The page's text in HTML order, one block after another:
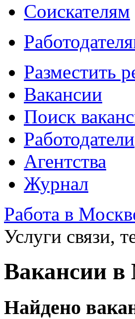
Соискателям
Разместить
Вакансии
Поиск
Работодатели
Агентства
Журнал
Работа в
Услуги связи,
Вакансии в
Найдено